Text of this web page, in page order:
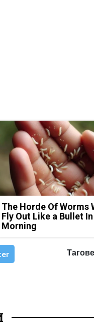
The Horde Of Worms
Fly Out Like a Bullet
Morning